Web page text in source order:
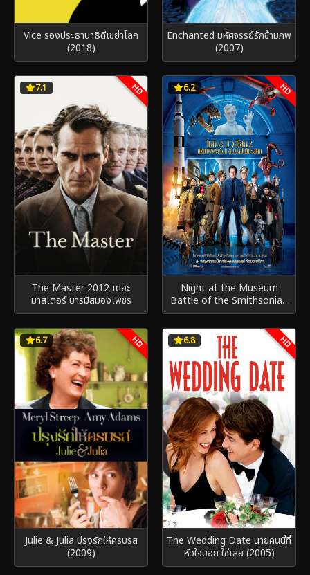
Vice รองประธานาธิดีเขย่าโลก
(2018)
Enchanted มหัศจรรย์รักข้ามภพ
(2007)
7.1 HD
The Master 2012 เดอะ
มาสเตอร์ บารมีสมองเพชร
6.2 HD
Night at the Museum
Battle of the Smithsonian
มหึมาพิพิธภัณฑ์ ดับเบิ้ลมันส์ทะลุ
โลก (2009)
6.7 HD
Julie & Julia ปรุงรักให้ครบรส
(2009)
6.8 HD
The Wedding Date นายคนนี้ที่
หัวใจบอก ใช่เลย (2005)